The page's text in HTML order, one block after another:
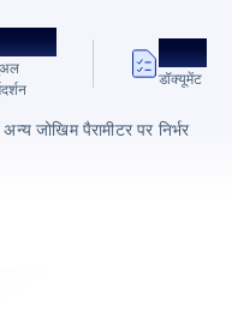
7 न्यूनतम
डॉक्यूमेंट
जोखिम पैरामीटर पर निर्भर